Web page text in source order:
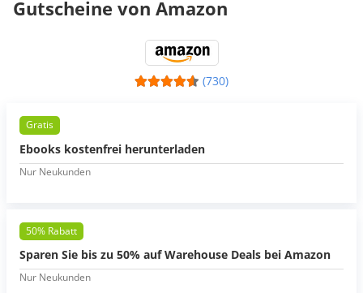
Gutscheine von Amazon
(730)
Gratis
Ebooks kostenfrei herunterladen
Nur Neukunden
50% Rabatt
Sparen Sie bis zu 50% auf Warehouse Deals bei Amazon
Nur Neukunden